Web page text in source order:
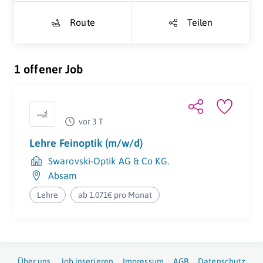
Route Teilen
1 offener Job
vor 3 T
Lehre Feinoptik (m/w/d)
Swarovski-Optik AG & Co KG.
Absam
Lehre ab 1.071€ pro Monat